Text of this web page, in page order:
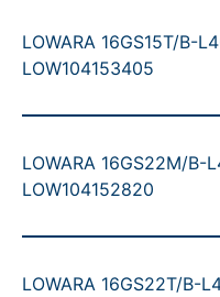
LOWARA 16GS15T/B-
LOW104153405
LOWARA 16GS22M/
LOW104152820
LOWARA 16GS22T/B-